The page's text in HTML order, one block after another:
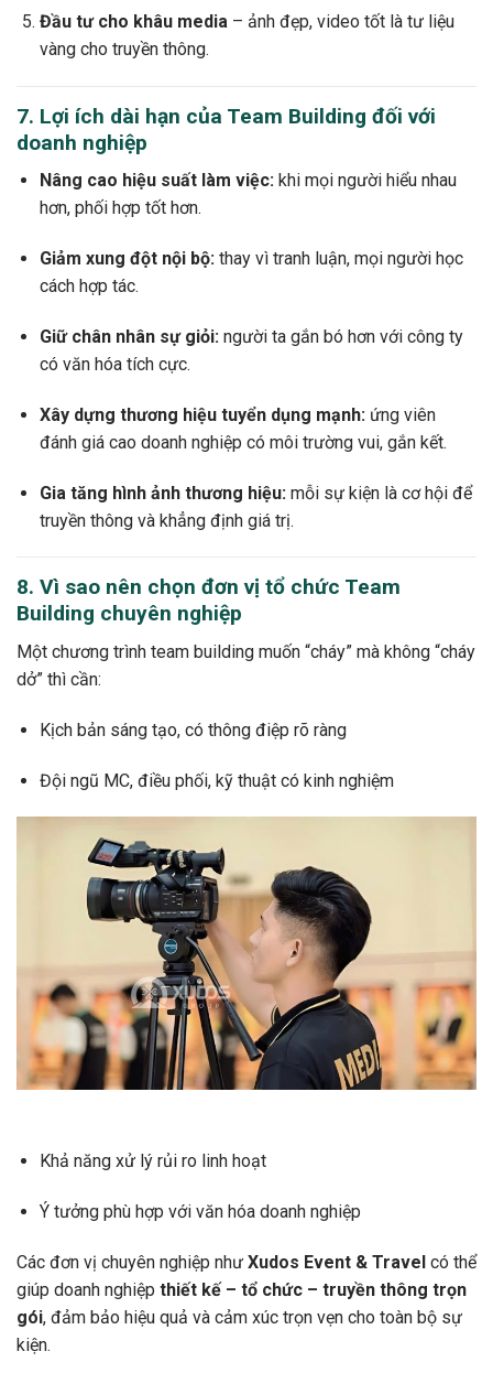
Đầu tư cho khâu media– ảnh đẹp, video tốt là tư liệu
vàng cho truyền thông.
7. Lợi ích dài hạn của Team Building đối với
doanh nghiệp
Nâng cao hiệu suất làm việc:khi mọi người hiểu nhau
hơn, phối hợp tốt hơn.
Giảm xung đột nội bộ:thay vì tranh luận, mọi người học
cách hợp tác.
Giữ chân nhân sự giỏi:người ta gắn bó hơn với công ty
có văn hóa tích cực.
Xây dựng thương hiệu tuyển dụng mạnh:ứng viên
đánh giá cao doanh nghiệp có môi trường vui, gắn kết.
Gia tăng hình ảnh thương hiệu:mỗi sự kiện là cơ hội để
truyền thông và khẳng định giá trị.
8. Vì sao nên chọn đơn vị tổ chức Team
Building chuyên nghiệp
Một chương trình team building muốn “cháy” mà không “cháy
dở” thì cần:
Kịch bản sáng tạo, có thông điệp rõ ràng
Đội ngũ MC, điều phối, kỹ thuật có kinh nghiệm
Khả năng xử lý rủi ro linh hoạt
Ý tưởng phù hợp với văn hóa doanh nghiệp
Các đơn vị chuyên nghiệp như Xudos Event & Travel có thể
giúp doanh nghiệp thiết kế – tổ chức – truyền thông trọn
gói, đảm bảo hiệu quả và cảm xúc trọn vẹn cho toàn bộ sự
kiện.